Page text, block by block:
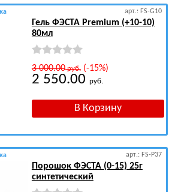
арт.: FS-G10
Гель ФЭСТА Premium (+10-10)
80мл
3 000.00руб.(-15%)
2 550.00 руб.
арт.: FS-P37
Порошок ФЭСТА (0-15) 25г
синтетический